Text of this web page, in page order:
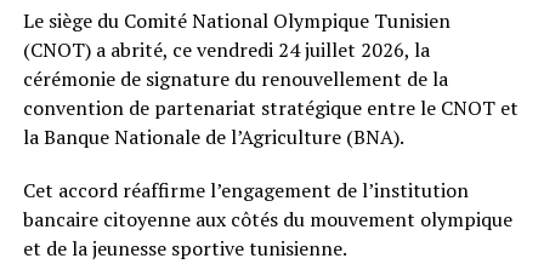
Le siège du Comité National Olympique Tunisien
(CNOT) a abrité, ce vendredi 24 juillet 2026, la
cérémonie de signature du renouvellement de la
convention de partenariat stratégique entre le CNOT et
la Banque Nationale de l’Agriculture (BNA).
Cet accord réaffirme l’engagement de l’institution
bancaire citoyenne aux côtés du mouvement olympique
et de la jeunesse sportive tunisienne.